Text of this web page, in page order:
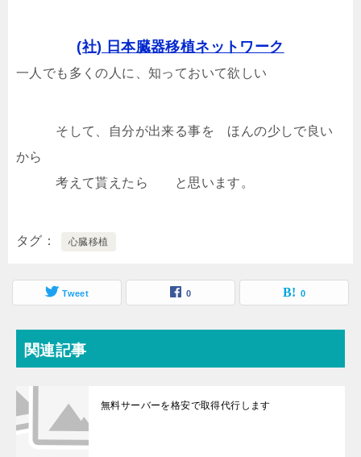
(社) 日本臓器移植ネットワーク
一人でも多くの人に、知っておいて欲しい
そして、自分が出来る事を ほんの少しで良い
から
考えて貰えたら と思います。
タグ 心臓移植
Tweet 0 0
関連記事
無料サーバーを格安で取得代行します